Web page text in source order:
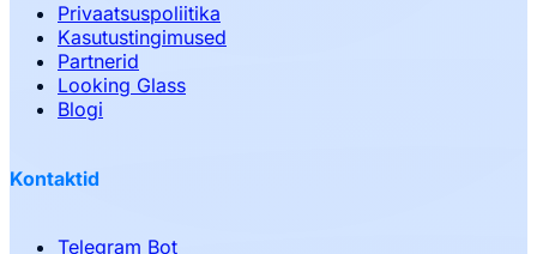
Privaatsuspoliitika
Kasutustingimused
Partnerid
Looking Glass
Blogi
Kontaktid
Telegram Bot